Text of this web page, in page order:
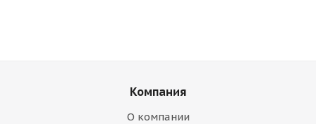
Компания
О компании